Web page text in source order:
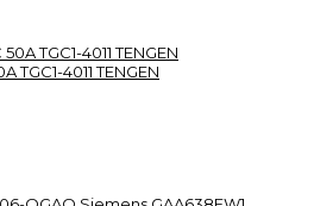
TGC1-4011 TENGEN